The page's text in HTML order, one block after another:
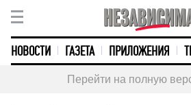
НОВОСТИ ГАЗЕТА ПРИЛОЖЕНИЯ
Перейти на полную